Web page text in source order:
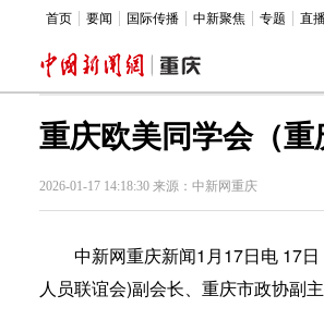
首页 要闻 国际传播 中新聚焦 专题 直
重庆欧美同学会（
2026-01-17 14:18:30 来源：中新网重庆
中新网重庆新闻1月17日电 17日
人员联谊会)副会长、重庆市政协副